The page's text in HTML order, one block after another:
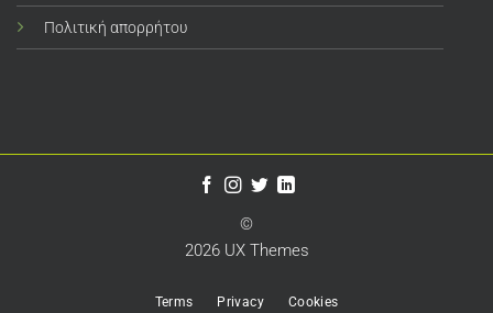
Πολιτική απορρήτου
©
2026 UX Themes
Terms Privacy Cookies